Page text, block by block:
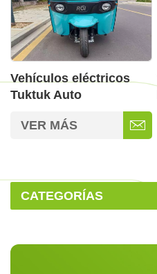
Vehículos eléctricos
Tuktuk Auto
VER MÁS
CATEGORÍAS